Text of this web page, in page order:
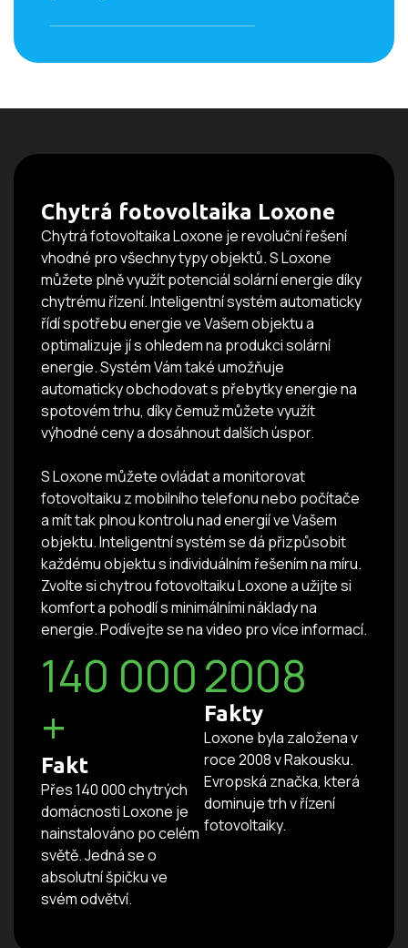
Chytrá fotovoltaika Loxone
Chytrá fotovoltaika Loxone je revoluční řešení
vhodné pro všechny typy objektů. S Loxone
můžete plně využít potenciál solární energie díky
chytrému řízení. Inteligentní systém automaticky
řídí spotřebu energie ve Vašem objektu a
optimalizuje jí s ohledem na produkci solární
energie. Systém Vám také umožňuje
automaticky obchodovat s přebytky energie na
spotovém trhu, díky čemuž můžete využít
výhodné ceny a dosáhnout dalších úspor.
S Loxone můžete ovládat a monitorovat
fotovoltaiku z mobilního telefonu nebo počítače
a mít tak plnou kontrolu nad energií ve Vašem
objektu. Inteligentní systém se dá přizpůsobit
každému objektu s individuálním řešením na míru.
Zvolte si chytrou fotovoltaiku Loxone a užijte si
komfort a pohodlí s minimálními náklady na
energie. Podívejte se na video pro více informací.
140 000
+
Fakt
Přes 140 000 chytrých
domácnosti Loxone je
nainstalováno po celém
světě. Jedná se o
absolutní špičku ve
svém odvětví.
2008
Fakty
Loxone byla založena v
roce 2008 v Rakousku.
Evropská značka, která
dominuje trh v řízení
fotovoltaiky.